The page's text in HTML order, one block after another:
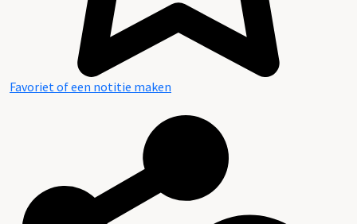
Favoriet of een notitie maken